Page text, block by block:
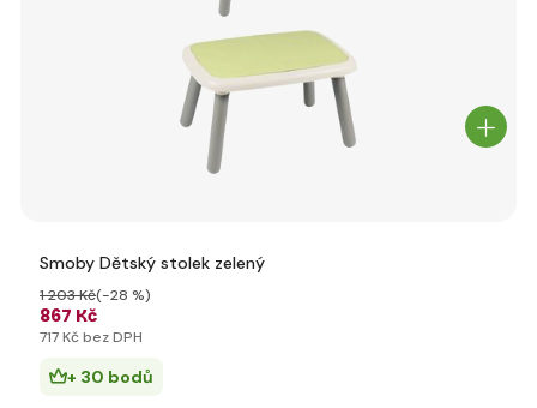
Smoby Dětský stolek zelený
867 Kč
1 203 Kč(-28 %)
717 Kč bez DPH
+ 30 bodů